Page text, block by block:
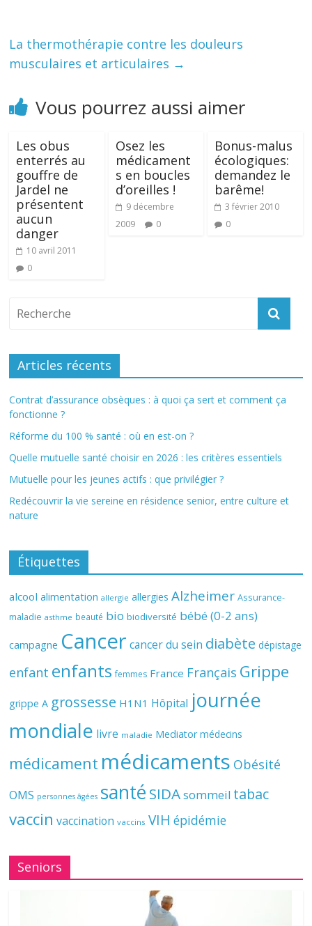
La thermothérapie contre les douleurs
musculaires et articulaires →
Vous pourrez aussi aimer
Les obus
enterrés au
gouffre de
Jardel ne
présentent
aucun
danger
10 avril 2011
0
Osez les
médicament
s en boucles
d’oreilles !
9 décembre
2009
0
Bonus-malus
écologiques:
demandez le
barême!
3 février 2010
0
Articles récents
Contrat d’assurance obsèques : à quoi ça sert et comment ça
fonctionne ?
Réforme du 100 % santé : où en est-on ?
Quelle mutuelle santé choisir en 2026 : les critères essentiels
Mutuelle pour les jeunes actifs : que privilégier ?
Redécouvrir la vie sereine en résidence senior, entre culture et
nature
Étiquettes
alcool alimentation allergie allergies Alzheimer Assurance-
maladie asthme beauté bio biodiversité bébé (0-2 ans)
campagne Cancer cancer du sein diabète dépistage
enfant enfants femmes France Français Grippe
grippe A grossesse H1N1 Hôpital journée
mondiale livre maladie Mediator médecins
médicament médicaments Obésité
OMS personnes âgées santé SIDAsommeil tabac
vaccin vaccination vaccins VIH épidémie
Seniors